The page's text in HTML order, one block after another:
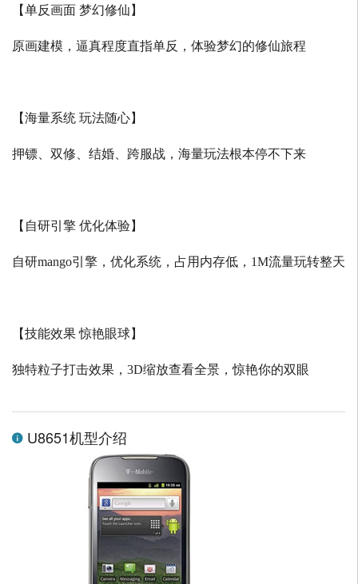
【单反画面 梦幻修仙】
原画建模，逼真程度直指单反，体验梦幻的修仙旅程
【海量系统 玩法随心】
押镖、双修、结婚、跨服战，海量玩法根本停不下来
【自研引擎 优化体验】
自研mango引擎，优化系统，占用内存低， 1M流量玩转整天
【技能效果 惊艳眼球】
独特粒子打击效果， 3D缩放查看全景，惊艳你的双眼
U8651机型介绍